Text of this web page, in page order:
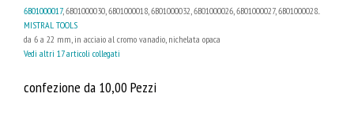
6B01000017, 6B01000030, 6B01000018, 6B01000032, 6B01000026, 6B01000027, 6B01000028...
MISTRAL TOOLS
da 6 a 22 mm, in acciaio al cromo vanadio, nichelata opaca
Vedi altri 17 articoli collegati
confezione da 10,00 Pezzi